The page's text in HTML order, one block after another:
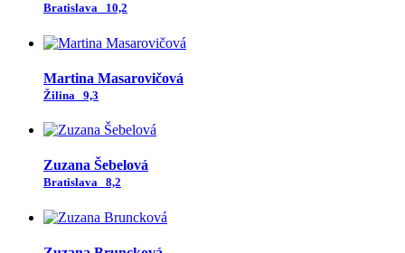
Bratislava 10,2
Martina Masarovičová
Žilina 9,3
Zuzana Šebelová
Bratislava 8,2